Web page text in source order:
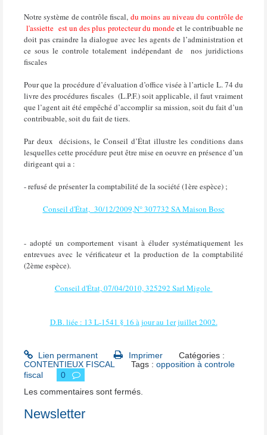
Notre système de contrôle fiscal, du moins au niveau du contrôle de
l'assiette est un des plus protecteur du mondeet le contribuable ne
doit pas craindre la dialogue avec les agents de l’administration et
ce sous le controle totalement indépendant de
nos juridictions
fiscales
Pour que la procédure d’évaluation d’office visée à l’article L. 74 du
livre des procédures fiscales (L.P.F.) soit applicable, il faut vraiment
que l’agent ait été empêché d’accomplir sa mission, soit du fait d’un
contribuable, soit du fait de tiers.
Par deux
décisions, le Conseil d’État illustre les conditions dans
lesquelles cette procédure peut être mise en oeuvre en présence d’un
dirigeant qui a :
- refusé de présenter la comptabilité de la société (1ère espèce) ;
Conseil d'État, 30/12/2009,N° 307732 SA Maison Bosc
- adopté un comportement visant à éluder systématiquement les
entrevues avec le vérificateur et la production de la comptabilité
(2ème espèce).
Conseil d'État, 07/04/2010, 325292 Sarl Migole
D.B. liée : 13 L-1541 § 16 à jour au 1er juillet 2002.
Lien permanent Imprimer
Catégories :
CONTENTIEUX FISCAL
Tags :opposition à controle
fiscal
0
Les commentaires sont fermés.
Newsletter